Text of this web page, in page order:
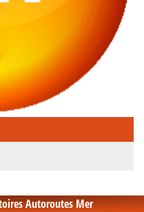
Autoroutes Mer